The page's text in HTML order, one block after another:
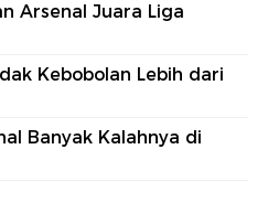
Arsenal Juara Liga
Kebobolan Lebih dari
Banyak Kalahnya di